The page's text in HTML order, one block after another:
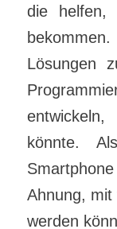
die
Lösungen
könnte.
Ahnung, mit
werden